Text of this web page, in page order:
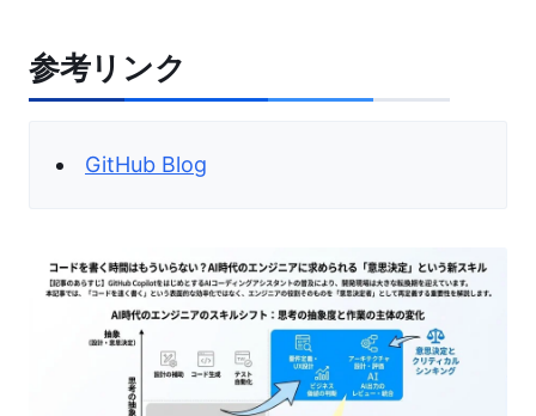
参考リンク
GitHub Blog